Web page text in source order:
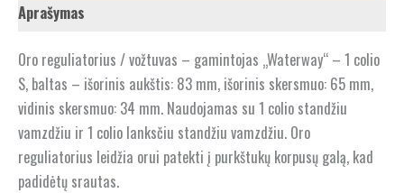
Aprašymas
Oro reguliatorius / vožtuvas – gamintojas „Waterway“ – 1 colio
S, baltas – išorinis aukštis: 83 mm, išorinis skersmuo: 65 mm,
vidinis skersmuo: 34 mm. Naudojamas su 1 colio standžiu
vamzdžiu ir 1 colio lanksčiu standžiu vamzdžiu. Oro
reguliatorius leidžia orui patekti į purkštukų korpusų galą, kad
padidėtų srautas.